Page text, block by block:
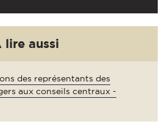
lire aussi
des représentants des
aux conseils centraux -